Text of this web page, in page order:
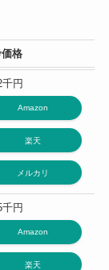
格
円
Amazon
楽天
メルカリ
千円
Amazon
楽天